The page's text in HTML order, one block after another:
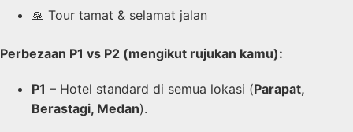
🙏 Tour tamat & selamat jalan
Perbezaan P1 vs P2 (mengikut rujukan kamu):
P1 – Hotel standard di semua lokasi (Parapat,
Berastagi, Medan).